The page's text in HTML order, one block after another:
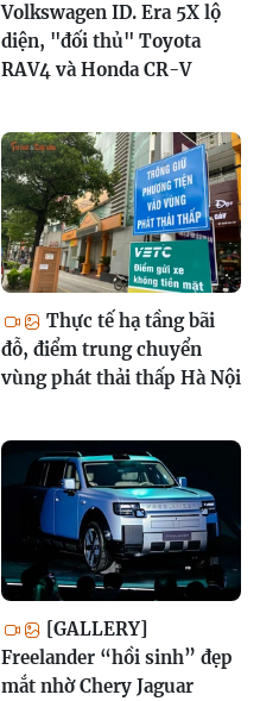
Volkswagen ID. Era 5X lộ
diện, "đối thủ" Toyota
RAV4 và Honda CR-V
Thực tế hạ tầng bãi
đỗ, điểm trung chuyển
vùng phát thải thấp Hà Nội
[GALLERY]
Freelander “hồi sinh” đẹp
mắt nhờ Chery Jaguar